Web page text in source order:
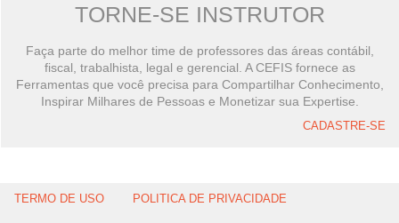
TORNE-SE INSTRUTOR
Faça parte do melhor time de professores das áreas contábil,
fiscal, trabalhista, legal e gerencial. A CEFIS fornece as
Ferramentas que você precisa para Compartilhar Conhecimento,
Inspirar Milhares de Pessoas e Monetizar sua Expertise.
CADASTRE-SE
TERMO DE USO POLITICA DE PRIVACIDADE